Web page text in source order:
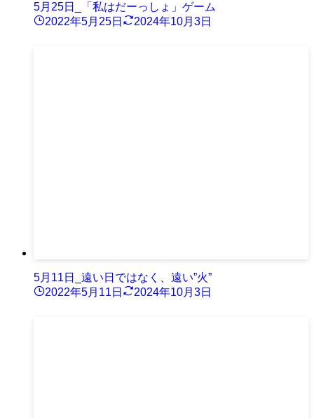
5月25日_「私はだーっしょ」ゲーム
2022年5月25日
2024年10月3日
5月11日_遠い日ではなく、遠い”火”
2022年5月11日
2024年10月3日